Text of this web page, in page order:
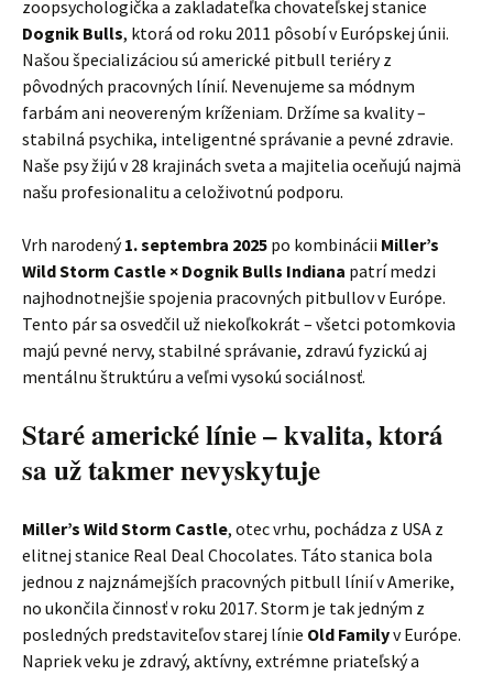
zoopsychologička a zakladateľka chovateľskej stanice
Dognik Bulls, ktorá od roku 2011 pôsobí v Európskej únii.
Našou špecializáciou sú americké pitbull teriéry z
pôvodných pracovných línií. Nevenujeme sa módnym
farbám ani neovereným kríženiam. Držíme sa kvality –
stabilná psychika, inteligentné správanie a pevné zdravie.
Naše psy žijú v 28 krajinách sveta a majitelia oceňujú najmä
našu profesionalitu a celoživotnú podporu.
Vrh narodený1. septembra 2025 po kombinácii Miller’s
Wild Storm Castle × Dognik Bulls Indiana patrí medzi
najhodnotnejšie spojenia pracovných pitbullov v Európe.
Tento pár sa osvedčil už niekoľkokrát – všetci potomkovia
majú pevné nervy, stabilné správanie, zdravú fyzickú aj
mentálnu štruktúru a veľmi vysokú sociálnosť.
Staré americké línie – kvalita, ktorá
sa už takmer nevyskytuje
Miller’s Wild Storm Castle, otec vrhu, pochádza z USA z
elitnej stanice Real Deal Chocolates. Táto stanica bola
jednou z najznámejších pracovných pitbull línií v Amerike,
no ukončila činnosť v roku 2017. Storm je tak jedným z
posledných predstaviteľov starej línie Old Familyv Európe.
Napriek veku je zdravý, aktívny, extrémne priateľský a